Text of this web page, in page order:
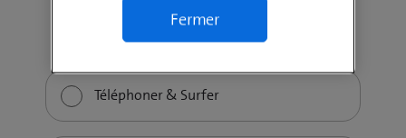
votre licence utilisateur?
Téléphoner & Surfer
Fermer